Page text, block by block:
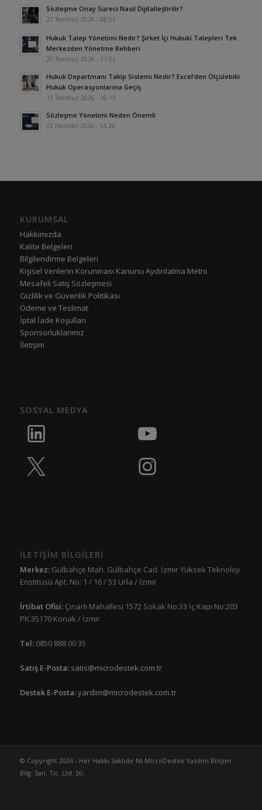
Sözleşme Onay Süreci Nasıl Dijitalleştirilir?
27 Temmuz 2026 - 08:53
Hukuk Talep Yönetimi Nedir? Şirket İçi Hukuki Talepleri Tek
Merkezden Yönetme Rehberi
20 Temmuz 2026 - 11:52
Hukuk Departmanı Takip Sistemi Nedir? Excel’den Ölçülebilir
Hukuk Operasyonlarına Geçiş
13 Temmuz 2026 - 16:13
Sözleşme Yönetimi Neden Önemli
22 Haziran 2026 - 14:29
KURUMSAL
Hakkımızda
Kalite Belgeleri
Bilgilendirme Belgeleri
Kişisel Verilerin Korunması Kanunu Aydınlatma Metni
Mesafeli Satış Sözleşmesi
Gizlilik ve Güvenlik Politikası
Ödeme ve Teslimat
İptal İade Koşulları
Sponsorluklarımız
İletişim
SOSYAL MEDYA
İLETİŞİM BİLGİLERİ
Merkez:Gülbahçe Mah. Gülbahçe Cad. İzmir Yüksek Teknoloji
Enstitüsü Apt. No: 1 / 16 / 53 Urla / İzmir
İrtibat Ofisi: Çınarlı Mahallesi 1572 Sokak No:33 İç Kapı No:203
PK.35170 Konak / İzmir
Tel:0850 888 00 35
Satış E-Posta: satis@microdestek.com.tr
Destek E-Posta:yardim@microdestek.com.tr
© Copyright 2026 - Her Hakkı Saklıdır Nt MicroDestek Yazılım Bilişim
Bilg. San. Tic. Ltd. Şti.